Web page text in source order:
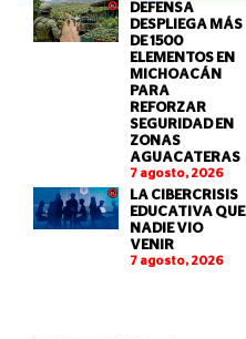
DEFENSA
DESPLIEGA MÁS
DE 1500
ELEMENTOS EN
MICHOACÁN
PARA
REFORZAR
SEGURIDAD EN
ZONAS
AGUACATERAS
7 agosto, 2026
LA CIBERCRISIS
EDUCATIVA QUE
NADIE VIO
VENIR
7 agosto, 2026